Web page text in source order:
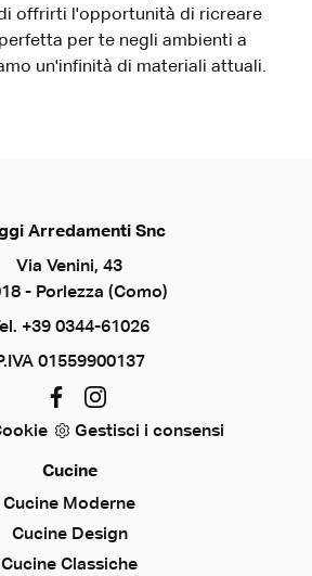
offrirti l'opportunità di ricreare
per te negli ambienti a
un'infinità di materiali attuali.
Arredamenti Snc
Via Venini, 43
- Porlezza (Como)
+39 0344-61026
01559900137
Gestisci i consensi
Cucine
Cucine Moderne
Cucine Design
Cucine Classiche